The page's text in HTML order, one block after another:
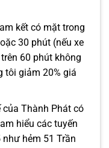
kết có mặt trong
30 phút (nếu xe
60 phút không
tôi giảm 20% giá
của Thành Phát có
hiểu các tuyến
hẻm 51 Trần